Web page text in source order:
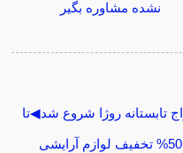
نشده مشاوره بگیر
تابستانه روژا شروع شد◀تا
50% تخفیف لوازم آرایشی